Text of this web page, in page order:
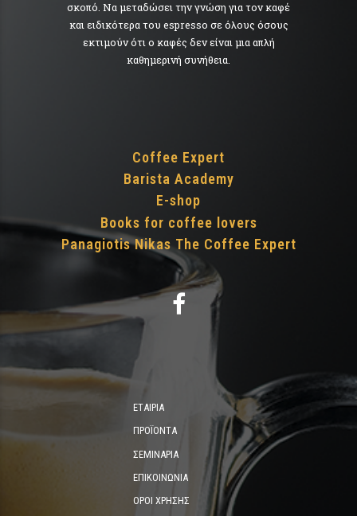
σκοπό. Να μεταδώσει την γνώση για τον καφέ
και ειδικότερα του espresso σε όλους όσους
εκτιμούν ότι ο καφές δεν είναι μια απλή
καθημερινή συνήθεια.
Coffee Expert
Barista Academy
E-shop
Books for coffee lovers
Panagiotis Nikas The Coffee Expert
ΕΤΑΙΡΊΑ
ΠΡΟΪΌΝΤΑ
ΣΕΜΙΝΆΡΙΑ
ΕΠΙΚΟΙΝΩΝΊΑ
ΌΡΟΙ ΧΡΉΣΗΣ